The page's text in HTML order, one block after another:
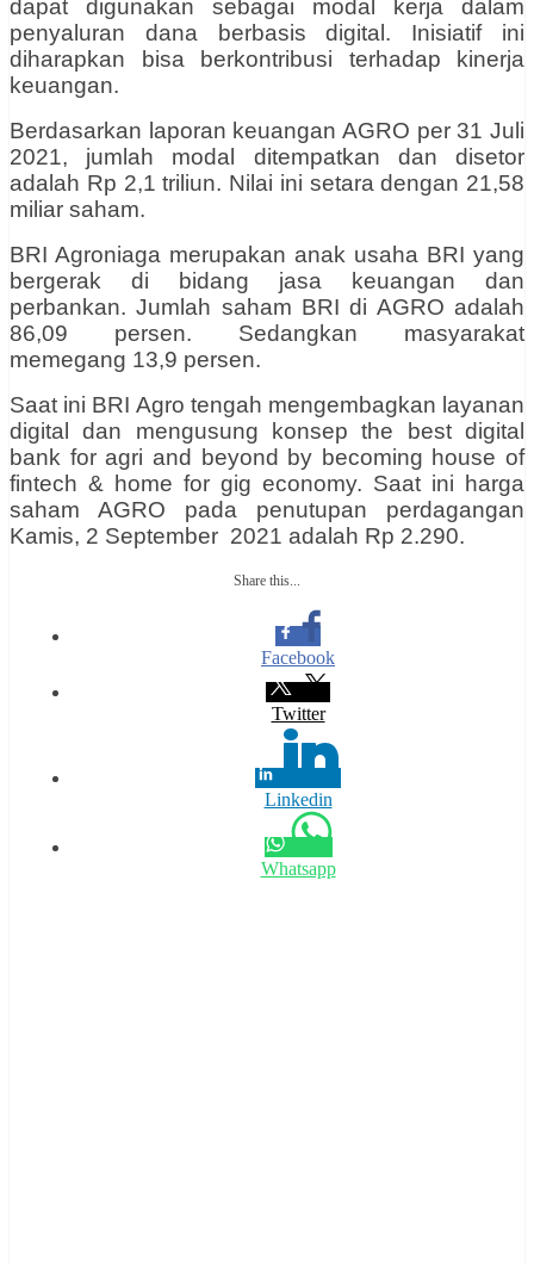
dapat digunakan sebagai modal kerja dalam
penyaluran dana berbasis digital. Inisiatif ini
diharapkan bisa berkontribusi terhadap kinerja
keuangan.
Berdasarkan laporan keuangan AGRO per 31 Juli
2021, jumlah modal ditempatkan dan disetor
adalah Rp 2,1 triliun. Nilai ini setara dengan 21,58
miliar saham.
BRI Agroniaga merupakan anak usaha BRI yang
bergerak di bidang jasa keuangan dan
perbankan. Jumlah saham BRI di AGRO adalah
86,09 persen. Sedangkan masyarakat
memegang 13,9 persen.
Saat ini BRI Agro tengah mengembagkan layanan
digital dan mengusung konsep the best digital
bank for agri and beyond by becoming house of
fintech & home for gig economy. Saat ini harga
saham AGRO pada penutupan perdagangan
Kamis, 2 September 2021 adalah Rp 2.290.
Share this...
Facebook
Twitter
Linkedin
Whatsapp